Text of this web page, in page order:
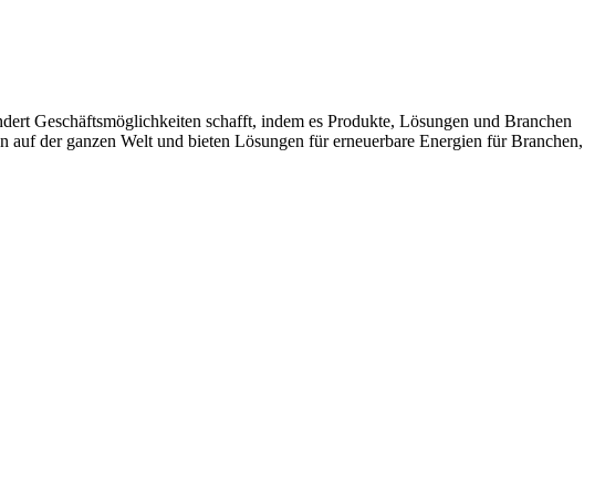
Geschäftsmöglichkeiten schafft, indem es Produkte, Lösungen und Branchen
der ganzen Welt und bieten Lösungen für erneuerbare Energien für Branchen,